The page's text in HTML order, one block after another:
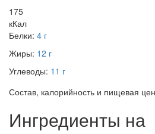
175
кКал
Белки: 4 г
Жиры: 12 г
Углеводы: 11 г
Состав, калорийность и пищевая
Ингредиенты на